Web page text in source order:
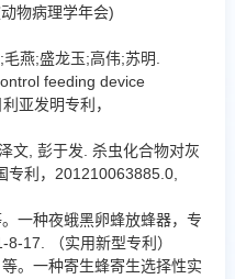
物病理学年会)
燕;盛龙玉;高伟;苏明.
feeding device
亚发明专利，
文, 彭于发. 杀虫化合物对灰
专利，201210063885.0,
一种夜蛾黑卵蜂放蜂器，专
17. （实用新型专利）
。一种寄生蜂寄生选择性实